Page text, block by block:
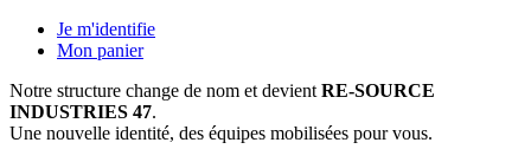
Je m'identifie
Mon panier
Notre structure change de nom et devient RE-SOURCE
INDUSTRIES 47.
Une nouvelle identité, des équipes mobilisées pour vous.